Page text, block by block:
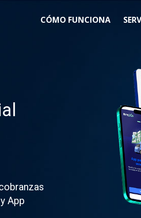
CÓMO FUNCIONA
App